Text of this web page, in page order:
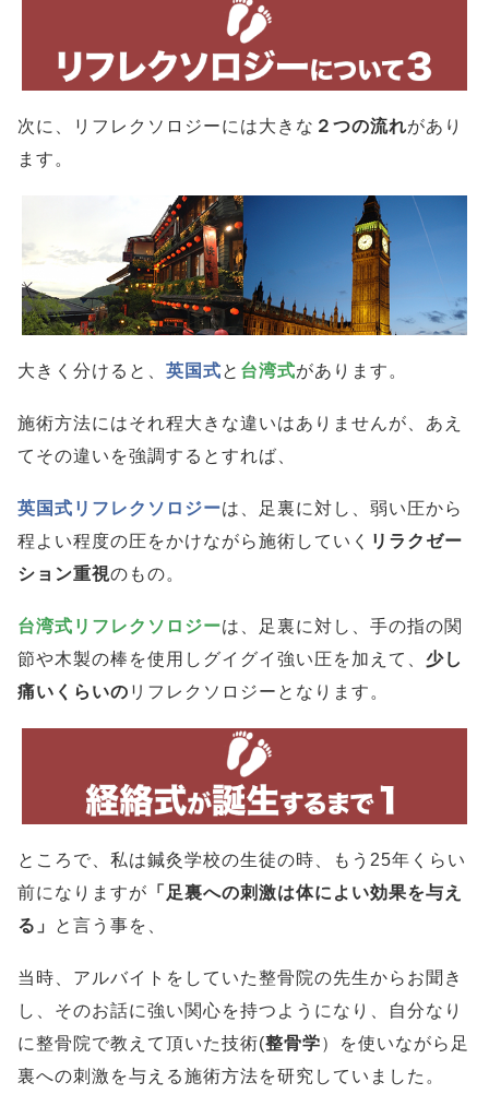
次に、リフレクソロジーには大きな ２つの流れがあり
ます。
大きく分けると、 英国式と 台湾式があります。
施術方法にはそれ程大きな違いはありませんが、あえ
てその違いを強調するとすれば、
英国式リフレクソロジーは、足裏に対し、弱い圧から
程よい程度の圧をかけながら施術していく リラクゼー
ション重視のもの。
台湾式リフレクソロジーは、足裏に対し、手の指の関
節や木製の棒を使用しグイグイ強い圧を加えて、 少し
痛いくらいの リフレクソロジーとなります。
ところで、私は鍼灸学校の生徒の時、もう25年くらい
前になりますが 「足裏への刺激は体によい効果を与え
る」
と言う事を、
当時、アルバイトをしていた整骨院の先生からお聞き
し、そのお話に強い関心を持つようになり、自分なり
に整骨院で教えて頂いた技術(整骨学）を使いながら足
裏への刺激を与える施術方法を研究していました。